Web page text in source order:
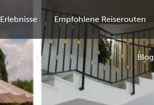
Erlebnisse Empfohlene Reiserouten
Blog